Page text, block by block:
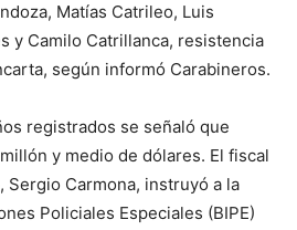
Matías Catrileo, Luis
y Camilo Catrillanca, resistencia
según informó Carabineros.
registrados se señaló que
y medio de dólares. El fiscal
Sergio Carmona, instruyó a la
Policiales Especiales (BIPE)